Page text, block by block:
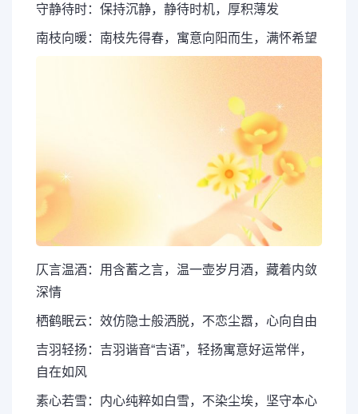
守静待时：保持沉静，静待时机，厚积薄发
南枝向暖：南枝先得春，寓意向阳而生，满怀希望
仄言温酒：用含蓄之言，温一壶岁月酒，藏着内敛
深情
栖鹤眠云：效仿隐士般洒脱，不恋尘嚣，心向自由
吉羽轻扬：吉羽谐音“吉语”，轻扬寓意好运常伴，
自在如风
素心若雪：内心纯粹如白雪，不染尘埃，坚守本心